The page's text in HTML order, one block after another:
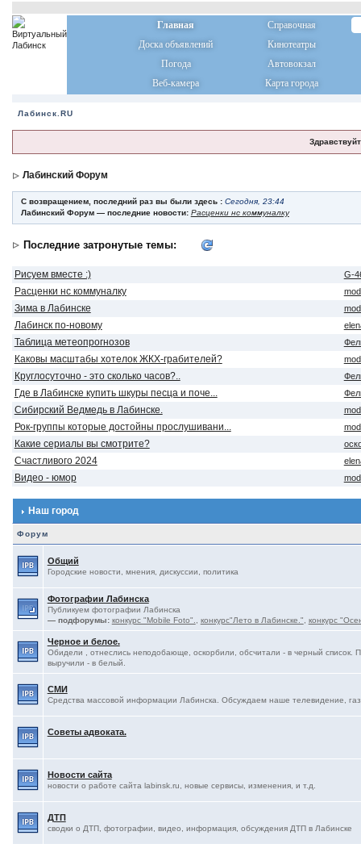
Главная
Справочная
Доска объявлений
Кинотеатры
Погода
Автовокзал
Веб-камера
Карта города
Лабинск.RU
Лабинский Форум
С возвращением, последний раз вы были здесь : Сегодня, 23:44
Лабинский Форум — последние новости: Расценки нс коммуналку
Последние затронутые темы:
Рисуем вместе :) G-
Расценки нс коммуналку
Зима в Лабинске
Лабинск по-новому
Таблица метеопрогнозов
Каковы масштабы хотелок ЖКХ-грабителей?
Круглосуточно - это сколько часов?..
Где в Лабинске купить шкуры песца и поче...
Сибирский Ведмедь в Лабинске.
Рок-группы которые достойны прослушивани...
Какие сериалы вы смотрите?
Счастливого 2024
Видео - юмор
Наш город
Форум
Общий
Городские новости, мнения, дискуссии, политика
Фотографии Лабинска
Публикуем фотографии Лабинска
— подфорумы: конкурс "Mobile Foto". конкурс"Лето в Лабинске." конкурс
Черное и белое.
Обидели , отнеслись неподобающе, оскорбили, обсчитали - в черный список.
выручили - в белый.
СМИ
Средства массовой информации Лабинска. Обсуждаем наше телевидение,
Советы адвоката.
Новости сайта
новости о работе сайта labinsk.ru, новые сервисы, изменения, и т.д.
ДТП
сводки о ДТП, фотографии, видео, информация, обсуждения ДТП в Лабинске